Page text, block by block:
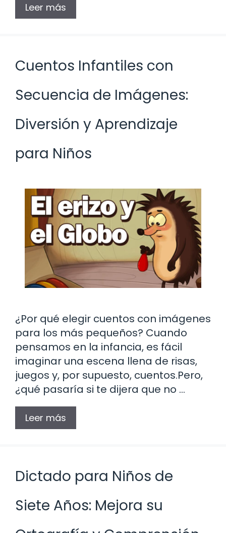
Leer más
Cuentos Infantiles con
Secuencia de Imágenes:
Diversión y Aprendizaje
para Niños
¿Por qué elegir cuentos con imágenes
para los más pequeños? Cuando
pensamos en la infancia, es fácil
imaginar una escena llena de risas,
juegos y, por supuesto, cuentos.Pero,
¿qué pasaría si te dijera que no …
Leer más
Dictado para Niños de
Siete Años: Mejora su